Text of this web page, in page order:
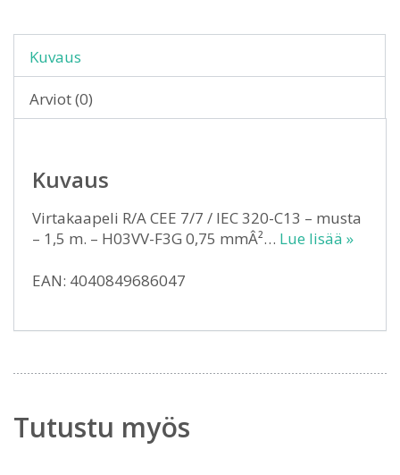
Kuvaus
Arviot (0)
Kuvaus
Virtakaapeli R/A CEE 7/7 / IEC 320-C13 – musta
– 1,5 m. – H03VV-F3G 0,75 mmÂ²… Lue lisää »
EAN: 4040849686047
Tutustu myös